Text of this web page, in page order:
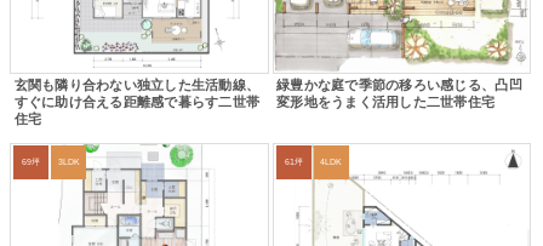
玄関も隣り合わない独立した生活動線、
すぐに助け合える距離感で暮らす二世帯
住宅
緑豊かな庭で季節の移ろい感じる、凸凹
変形地をうまく活用した二世帯住宅
69坪 3LDK 61坪 4LDK